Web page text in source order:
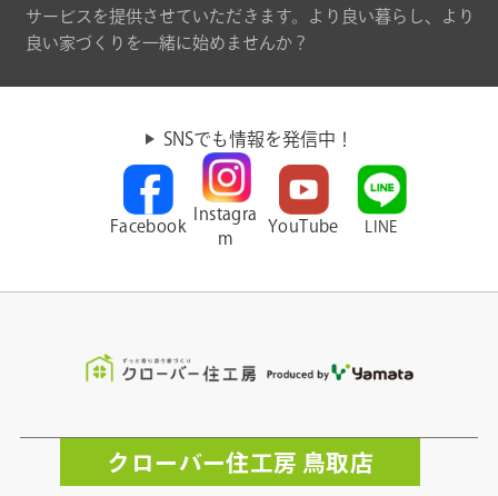
サービスを提供させていただきます。より良い暮らし、より
良い家づくりを一緒に始めませんか？
SNSでも情報を発信中！
Facebook
Instagra
m
YouTube LINE
クローバー住工房 鳥取店